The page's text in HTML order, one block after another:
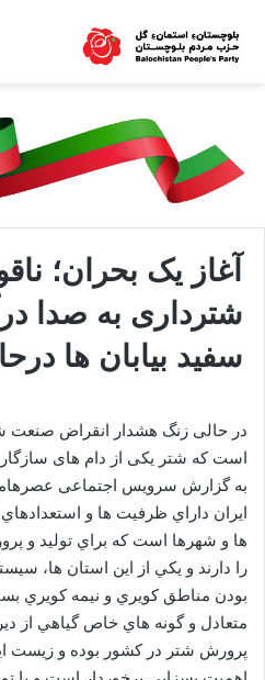
آغاز یک بحران؛
شترداری به صدا
سفید بیابان ها
در حالی زنگ هشدار انقراض صنعت
است که شتر یکی از دام های
به گزارش سرویس اجتماعی
ايران داراي ظرفيت ها و
ها و شهرها است كه براي توليد و
را دارند و يكي از اين استان ها،
بودن مناطق كويري و نيمه كويري
متعادل و گونه هاي خاص گياهي از
پرورش شتر در كشور بوده و زيست